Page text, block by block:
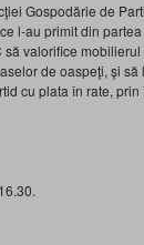
Gospodărie de
l-au primit din
valorifice
de oaspeţi, şi
cu plata în rate,